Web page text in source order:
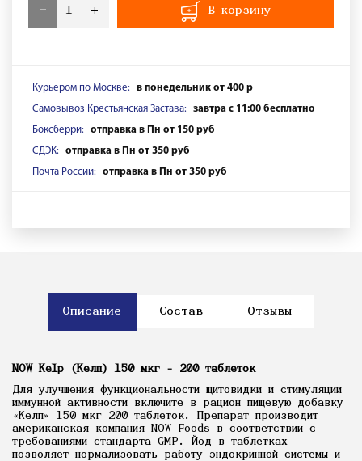
- + В корзину
Курьером по Москве:
в понедельник от 400 р
Самовывоз Крестьянская Застава:
завтра с 11:00 бесплатно
Боксберри:
отправка в Пн от 150 руб
СДЭК:
отправка в Пн от 350 руб
Почта России:
отправка в Пн от 350 руб
Описание Состав Отзывы
NOW Kelp (Келп) 150 мкг - 200 таблеток
Для улучшения функциональности щитовидки и стимуляции
иммунной активности включите в рацион пищевую добавку
«Келп» 150 мкг 200 таблеток. Препарат производит
американская компания NOW Foods в соответствии с
требованиями стандарта GMP. Йод в таблетках
позволяет нормализовать работу эндокринной системы и